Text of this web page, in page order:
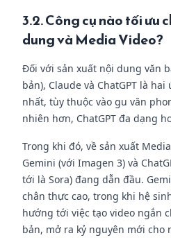
3.2. Công cụ nào tối ưu
dung và Media Video?
Đối với sản xuất nội dung văn
bản), Claude và ChatGPT là
nhất, tùy thuộc vào gu văn
nhiên hơn, ChatGPT đa dạng
Trong khi đó, về sản xuất
Gemini (với Imagen 3) và
tới là Sora) đang dẫn đầu.
chân thực cao, trong khi hệ
hướng tới việc tạo video ngắn
bản, mở ra kỷ nguyên mới cho